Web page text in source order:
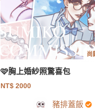
尚
🩷胸上婚紗照驚喜包
NT$ 2000
豬排蓋飯